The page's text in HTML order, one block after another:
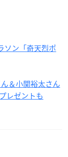
ソン「奇天烈ポ
＆小関裕太さん
レゼントも